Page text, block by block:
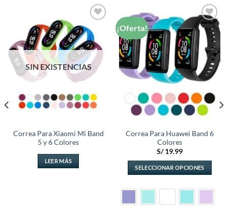
Añadir
a la
lista de
deseos
SIN EXISTENCIAS
Correa Para Xiaomi Mi Band
5 y 6 Colores
LEER MÁS
¡Oferta!
Añadir
a la
lista de
deseos
Correa Para Huawei Band 6
Colores
S/19.99
SELECCIONAR OPCIONES
producto